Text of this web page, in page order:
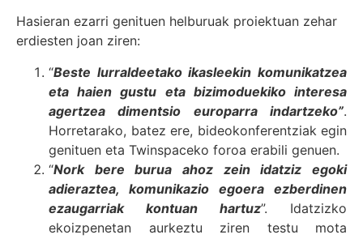
Hasieran ezarri genituen helburuak proiektuan zehar
erdiesten joan ziren:
“Beste lurraldeetako ikasleekin komunikatzea
eta haien gustu eta bizimoduekiko interesa
agertzea dimentsio europarra indartzeko”.
Horretarako, batez ere, bideokonferentziak egin
genituen eta Twinspaceko foroa erabili genuen.
“Nork bere burua ahoz zein idatziz egoki
adieraztea, komunikazio egoera ezberdinen
ezaugarriak kontuan hartuz”. Idatzizko
ekoizpenetan aurkeztu ziren testu mota